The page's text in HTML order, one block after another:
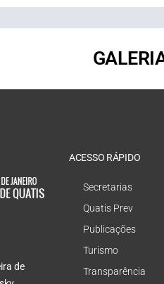
de
ACESSO RÁPIDO
Secretarias
Quatis Prev
Publicações
Turismo
Transparência